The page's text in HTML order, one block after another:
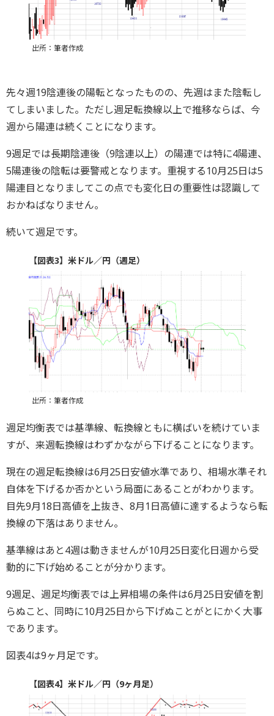
出所：筆者作成
先々週19陰連後の陽転となったものの、先週はまた陰転し
てしまいました。ただし週足転換線以上で推移ならば、今
週から陽連は続くことになります。
9週足では長期陰連後（9陰連以上）の陽連では特に4陽連、
5陽連後の陰転は要警戒となります。重視する10月25日は5
陽連目となりましてこの点でも変化日の重要性は認識して
おかねばなりません。
続いて週足です。
【図表3】米ドル／円（週足）
出所：筆者作成
週足均衡表では基準線、転換線ともに横ばいを続けていま
すが、来週転換線はわずかながら下げることになります。
現在の週足転換線は6月25日安値水準であり、相場水準それ
自体を下げるか否かという局面にあることがわかります。
目先9月18日高値を上抜き、8月1日高値に達するようなら転
換線の下落はありません。
基準線はあと4週は動きませんが10月25日変化日週から受
動的に下げ始めることが分かります。
9週足、週足均衡表では上昇相場の条件は6月25日安値を割
らぬこと、同時に10月25日から下げぬことがとにかく大事
であります。
図表4は9ヶ月足です。
【図表4】米ドル／円（9ヶ月足）